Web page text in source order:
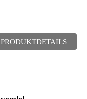
PRODUKTDETAILS